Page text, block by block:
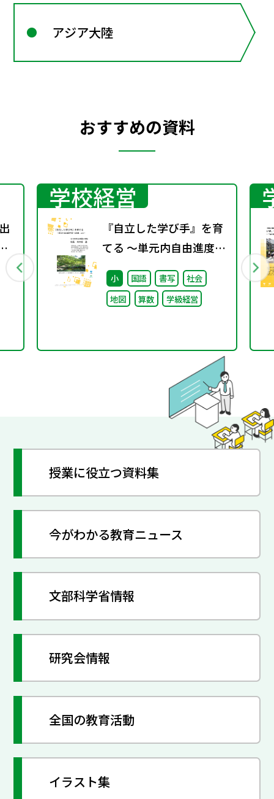
アジア大陸
おすすめの資料
学校経営
『自立した学び手』を育
てる ～単元内自由進度学
習への挑戦 vol.3～
小 国語 書写
社会
地図
算数 学級経営
授業に役立つ資料集
今がわかる教育ニュース
文部科学省情報
研究会情報
全国の教育活動
イラスト集